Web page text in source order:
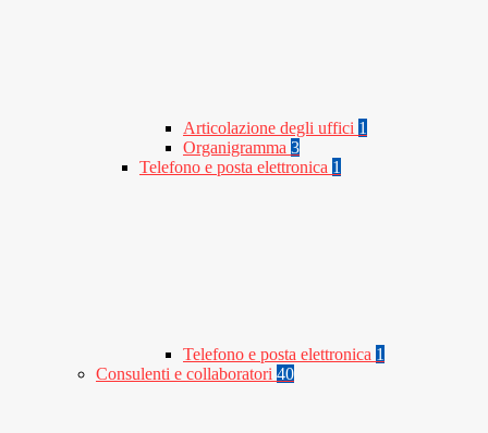
Articolazione degli uffici 1
Organigramma 3
Telefono e posta elettronica 1
Telefono e posta elettronica 1
Consulenti e collaboratori 40